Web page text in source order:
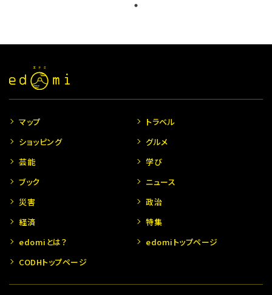
マップ
トラベル
ショッピング
グルメ
芸能
学び
ブック
ニュース
災害
政治
経済
特集
edomiとは？
edomiトップページ
CODHトップページ